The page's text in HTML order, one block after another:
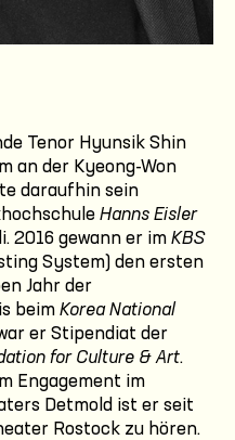
Tenor Hyunsik Shin
an der Kyeong-Won
daraufhin sein
Hanns Eisler
2016 gewann er im KBS
System) den ersten
Jahr der
beim Korea National
er Stipendiat der
for Culture & Art.
Engagement im
Detmold ist er seit
Rostock zu hören.